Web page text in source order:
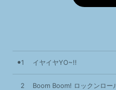
1 イヤイヤYO~!!
2 Boom Boom! ロックンロー